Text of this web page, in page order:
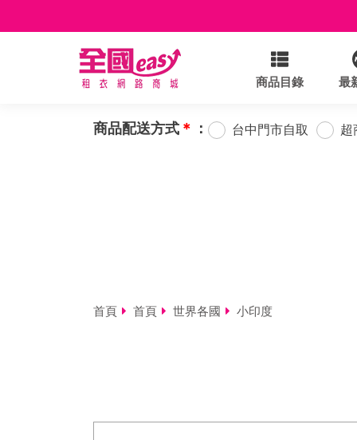
商品目錄 最
商品配送方式 ＊ ： 台中門市自取 超
首頁 首頁 世界各國 小印度